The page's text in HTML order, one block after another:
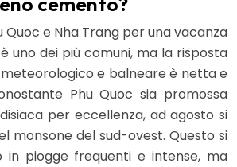
Quoc e Nha Trang per una vacanza
uno dei più comuni, ma la risposta
e balneare è netta e
Phu Quoc sia promossa
per eccellenza, ad agosto si
monsone del sud-ovest. Questo si
in piogge frequenti e intense, ma